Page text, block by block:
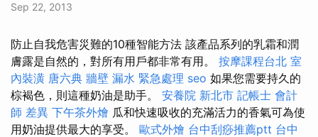
Sep 22, 2013
防止自我危害災難的10種智能方法 該產品系列的乳霜和潤
膚露是自然的，對所有用戶都非常有用。 按摩課程台北 室
內裝潢 唐六典 牆壁 漏水 緊急處理 seo 如果您需要持久的
棕褐色，則這種奶油是助手。 安養院 新北市 記帳士 會計
師 差異 下午茶外燴 瓜和快速吸收的充滿活力的香氣可為使
用奶油提供最大的享受。 歐式外燴 台中刮痧推薦ptt 台中